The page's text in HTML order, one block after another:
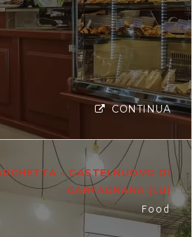
CONTINUA
– CASTELNUOVO DI
GARFAGNANA (LU)
Food